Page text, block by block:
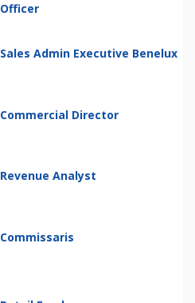
Officer
Sales Admin Executive Benelux
Commercial Director
Revenue Analyst
Commissaris